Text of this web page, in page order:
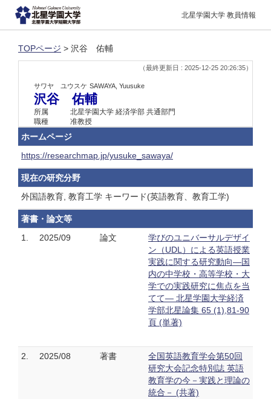
北星学園大学 教員情報
TOPページ > 沢谷 佑輔
（最終更新日 : 2025-12-25 20:26:35）
サワヤ ユウスケ SAWAYA, Yuusuke
沢谷 佑輔
所属
北星学園大学 経済学部 共通部門
職種
准教授
ホームページ
https://researchmap.jp/yusuke_sawaya/
現在の研究分野
外国語教育, 教育工学 キーワード(英語教育、教育工学)
著書・論文等
1.
2025/09 論文
学びのユニバーサルデザイ
ン（UDL）による英語授業
実践に関する研究動向―国
内の中学校・高等学校・大
学での実践研究に焦点を当
てて― 北星学園大学経済
学部北星論集 65 (1),81-90
頁 (単著)
2. 2025/08 著書
全国英語教育学会第50回
研究大会記念特別誌 英語
教育学の今－実践と理論の
統合－ (共著)